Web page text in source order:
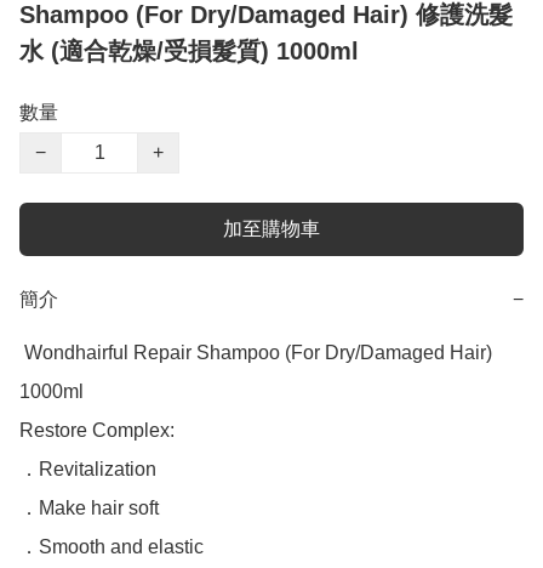
Shampoo (For Dry/Damaged Hair) 修護洗髮
水 (適合乾燥/受損髮質) 1000ml
數量
−
+
加至購物車
簡介 −
1000ml
Restore Complex:
．Revitalization
．Make hair soft
．Smooth and elastic